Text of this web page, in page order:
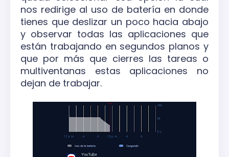
nos redirige al uso de batería en donde
tienes que deslizar un poco hacia abajo
y observar todas las aplicaciones que
están trabajando en segundos planos y
que por más que cierres las tareas o
multiventanas estas aplicaciones no
dejan de trabajar.